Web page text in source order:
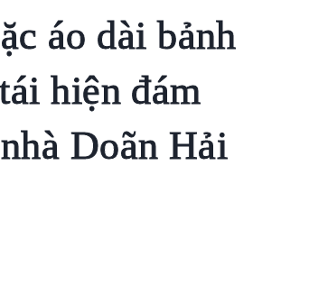
áo dài bảnh
hiện đám
Doãn Hải